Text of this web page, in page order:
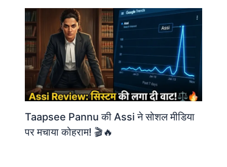
Taapsee Pannu की Assi ने सोशल मीडिया
पर मचाया कोहराम! 🎬🔥